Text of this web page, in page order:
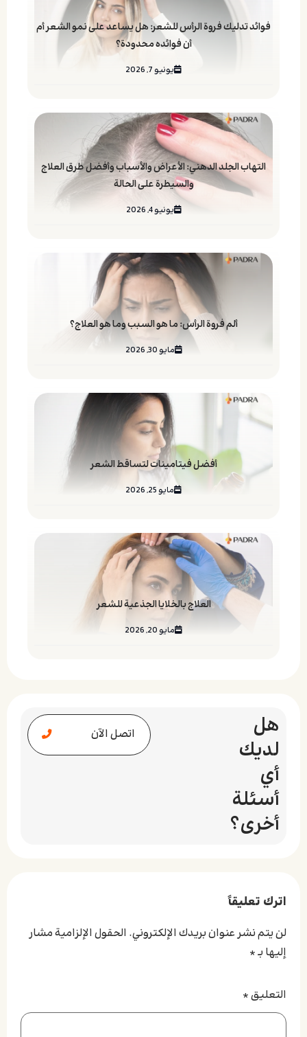
فوائد تدليك فروة الرأس للشعر: هل يساعد على نمو الشعر أم
أن فوائده محدودة؟
يونيو 7, 2026
التهاب الجلد الدهني: الأعراض والأسباب وأفضل طرق العلاج
والسيطرة على الحالة
يونيو 4, 2026
ألم فروة الرأس: ما هو السبب وما هو العلاج؟
مايو 30, 2026
أفضل فيتامينات لتساقط الشعر
مايو 25, 2026
العلاج بالخلايا الجذعية للشعر
مايو 20, 2026
اتصل الآن
هل
لديك
أي
أسئلة
أخرى؟
اترك تعليقاً
لن يتم نشر عنوان بريدك الإلكتروني. الحقول الإلزامية مشار
إليها بـ*
التعليق*